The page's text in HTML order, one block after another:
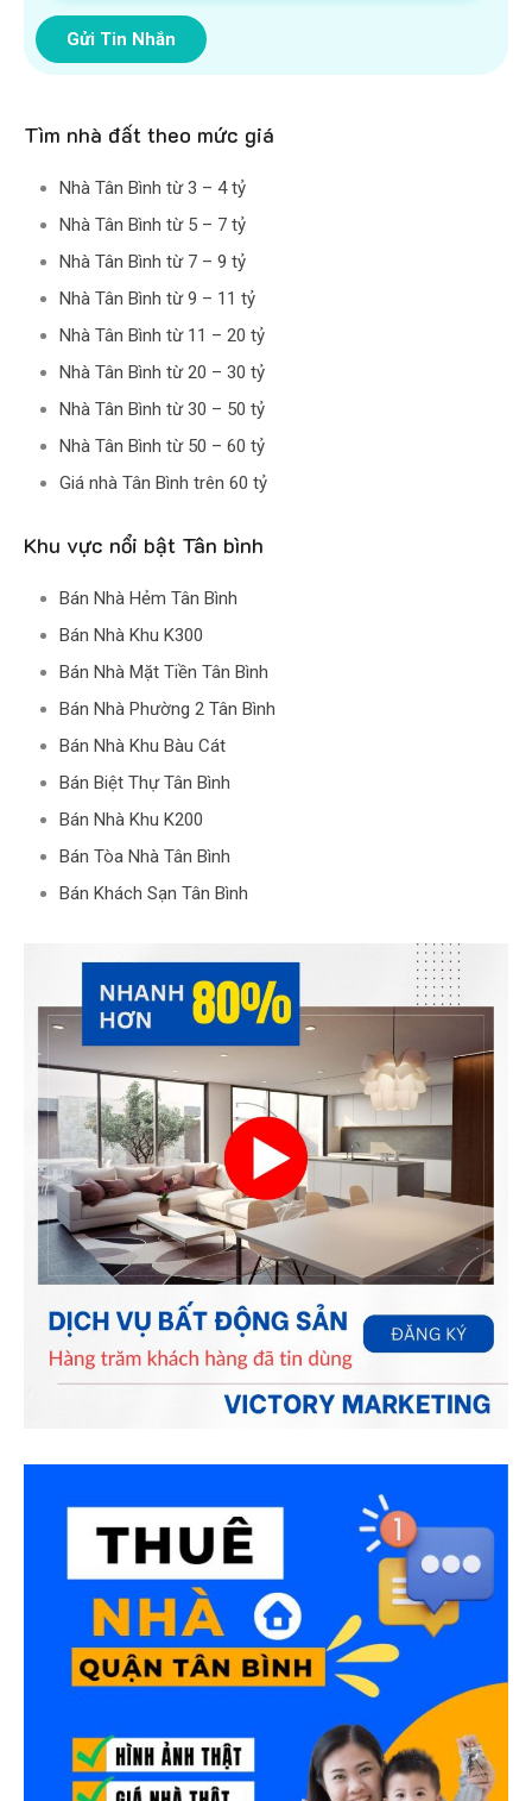
Gửi Tin Nhắn
Tìm nhà đất theo mức giá
Nhà Tân Bình từ 3 – 4 tỷ
Nhà Tân Bình từ 5 – 7 tỷ
Nhà Tân Bình từ 7 – 9 tỷ
Nhà Tân Bình từ 9 – 11 tỷ
Nhà Tân Bình từ 11 – 20 tỷ
Nhà Tân Bình từ 20 – 30 tỷ
Nhà Tân Bình từ 30 – 50 tỷ
Nhà Tân Bình từ 50 – 60 tỷ
Giá nhà Tân Bình trên 60 tỷ
Khu vực nổi bật Tân bình
Bán Nhà Hẻm Tân Bình
Bán Nhà Khu K300
Bán Nhà Mặt Tiền Tân Bình
Bán Nhà Phường 2 Tân Bình
Bán Nhà Khu Bàu Cát
Bán Biệt Thự Tân Bình
Bán Nhà Khu K200
Bán Tòa Nhà Tân Bình
Bán Khách Sạn Tân Bình